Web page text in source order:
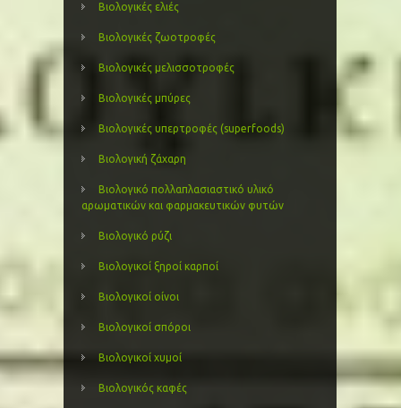
Βιολογικές ελιές
Βιολογικές ζωοτροφές
Βιολογικές μελισσοτροφές
Βιολογικές μπύρες
Βιολογικές υπερτροφές (superfoods)
Βιολογική ζάχαρη
Βιολογικό πολλαπλασιαστικό υλικό
αρωματικών και φαρμακευτικών φυτών
Βιολογικό ρύζι
Βιολογικοί ξηροί καρποί
Βιολογικοί οίνοι
Βιολογικοί σπόροι
Βιολογικοί χυμοί
Βιολογικός καφές